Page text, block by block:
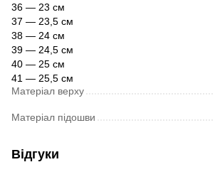
36 — 23 см
37 — 23,5 см
38 — 24 см
39 — 24,5 см
40 — 25 см
41 — 25,5 см
Матеріал верху
Матеріал підошви
Відгуки